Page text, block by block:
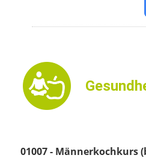
01007 - Männerkochkurs